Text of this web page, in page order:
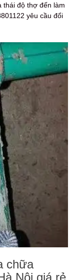
thái độ thợ đến làm
yêu cầu đổi
chữa
Nội giá rẻ